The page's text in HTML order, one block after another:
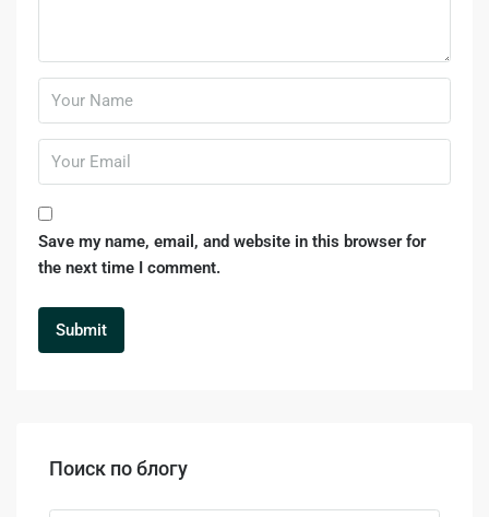
Save my name, email, and website in this browser for
the next time I comment.
Поиск по блогу